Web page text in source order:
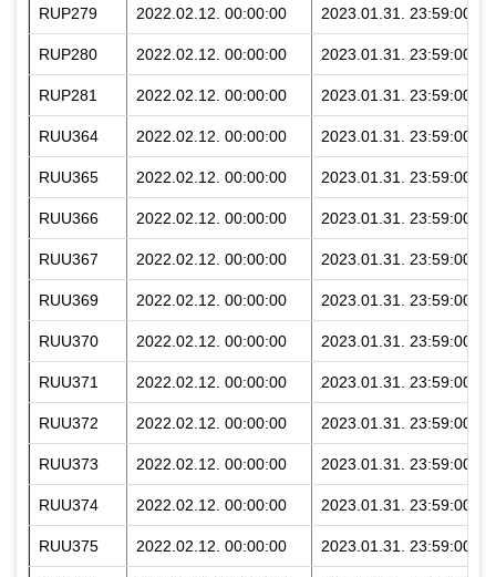
RUP279 2022.02.12. 00:00:00 2023.01.31. 23:59:00
RUP280 2022.02.12. 00:00:00 2023.01.31. 23:59:00
RUP281 2022.02.12. 00:00:00 2023.01.31. 23:59:00
RUU364 2022.02.12. 00:00:00 2023.01.31. 23:59:00
RUU365 2022.02.12. 00:00:00 2023.01.31. 23:59:00
RUU366 2022.02.12. 00:00:00 2023.01.31. 23:59:00
RUU367 2022.02.12. 00:00:00 2023.01.31. 23:59:00
RUU369 2022.02.12. 00:00:00 2023.01.31. 23:59:00
RUU370 2022.02.12. 00:00:00 2023.01.31. 23:59:00
RUU371 2022.02.12. 00:00:00 2023.01.31. 23:59:00
RUU372 2022.02.12. 00:00:00 2023.01.31. 23:59:00
RUU373 2022.02.12. 00:00:00 2023.01.31. 23:59:00
RUU374 2022.02.12. 00:00:00 2023.01.31. 23:59:00
RUU375 2022.02.12. 00:00:00 2023.01.31. 23:59:00